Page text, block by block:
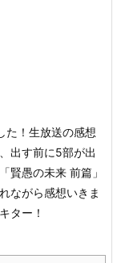
！ 生放送の感想
出す前に5部が出
賢愚の未来 前篇」
ながら感想いきま
ター！